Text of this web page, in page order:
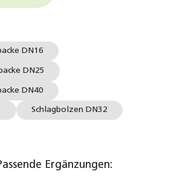
DN16
DN25
DN40
Schlagbolzen DN32
Ergänzungen: